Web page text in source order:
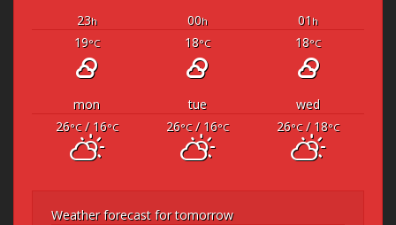
23h 00h 01 h
19°C 18°C 18°C
mon tue
wed
26°C/ 16°C 26°C/ 16°C 26°C/ 18°C
Weather forecast for tomorrow